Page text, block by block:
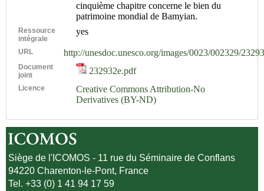
cinquième chapitre concerne le bien du
patrimoine mondial de Bamyian.
Ressource
intégrale
yes
URL http://unesdoc.unesco.org/images/0023/002329/
Document
joint
232932e.pdf
Licence
Creative Commons Attribution-No
Derivatives (BY-ND)
Siège de l'ICOMOS - 11 rue du Séminaire de Conflans
94220 Charenton-le-Pont, France
Tel. +33 (0) 1 41 94 17 59